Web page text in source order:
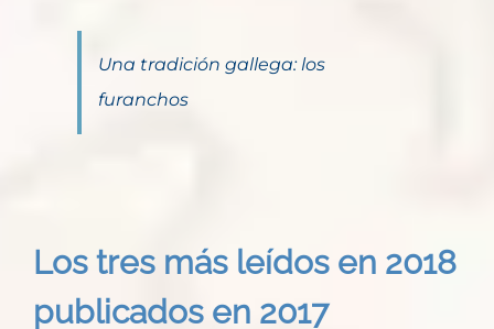
Una tradición gallega: los
furanchos
Los tres más leídos en 2018
publicados en 2017